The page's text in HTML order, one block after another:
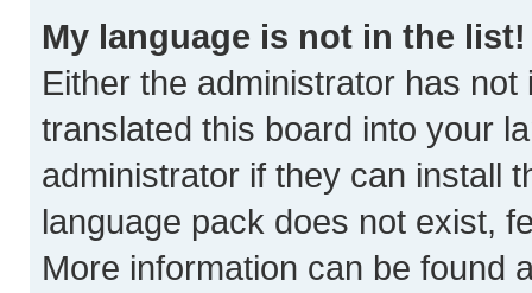
My language is not in the list!
Either the administrator has
translated this board into your
administrator if they can install
language pack does not exist,
More information can be found